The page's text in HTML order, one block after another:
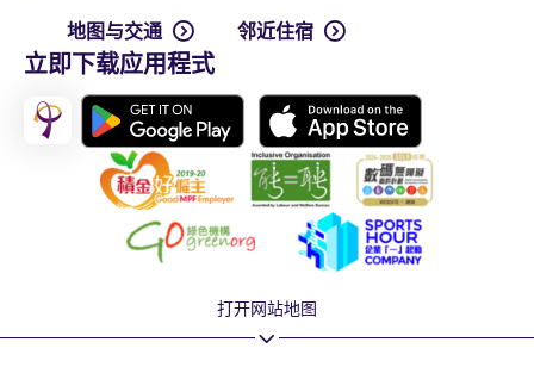
地图与交通 邻近住宿
立即下载应用程式
打开网站地图